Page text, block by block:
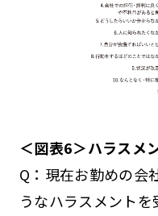
＜図表6＞ハラスメ
Q：現在お勤めの会
うなハラスメント